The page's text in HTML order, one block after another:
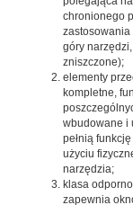
chronionego
zastosowania
góry
zniszczone);
elementy
kompletne,
wbudowane i
pełnią
użyciu
narzędzia;
klasa
zapewnia